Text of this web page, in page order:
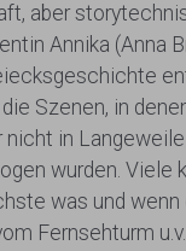
aber
Annika (Anna
Szenen, in
nicht in
wurden.
was und
Fernsehturm